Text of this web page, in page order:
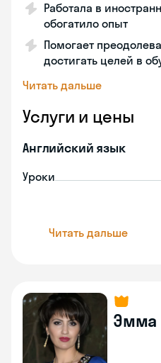
Работала в
обогатило опыт
Помогает
достигать целей в
Читать дальше
Услуги и цены
Английский язык
Уроки
Читать дальше
Эмма